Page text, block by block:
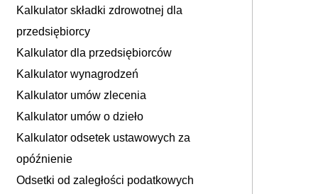
Kalkulator składki zdrowotnej dla
przedsiębiorcy
Kalkulator dla przedsiębiorców
Kalkulator wynagrodzeń
Kalkulator umów zlecenia
Kalkulator umów o dzieło
Kalkulator odsetek ustawowych za
opóźnienie
Odsetki od zaległości podatkowych